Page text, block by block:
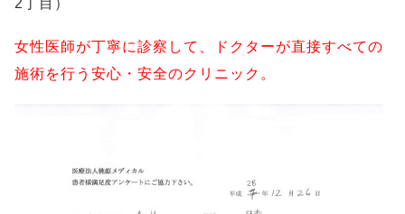
2丁目）
女性医師が丁寧に診察して、ドクターが直接すべての
施術を行う安心・安全のクリニック。